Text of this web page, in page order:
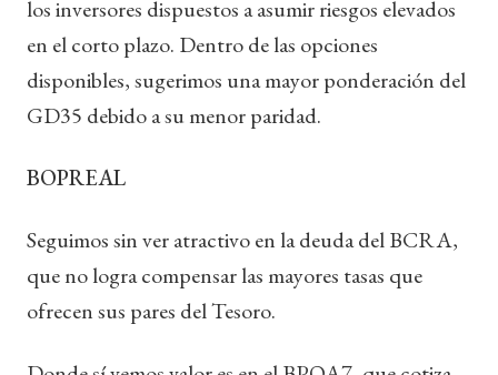
los inversores dispuestos a asumir riesgos elevados
en el corto plazo. Dentro de las opciones
disponibles, sugerimos una mayor ponderación del
GD35 debido a su menor paridad.
BOPREAL
Seguimos sin ver atractivo en la deuda del BCRA,
que no logra compensar las mayores tasas que
ofrecen sus pares del Tesoro.